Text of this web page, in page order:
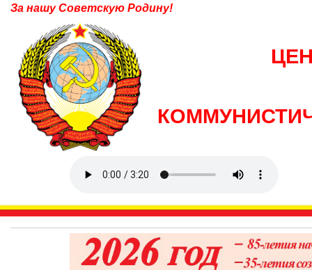
За нашу Советскую Родину!